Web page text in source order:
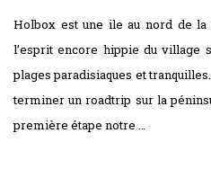
Holbox est une ile au nord de la
l’esprit encore hippie du village
plages paradisiaques et
terminer un roadtrip sur la
première étape notre …